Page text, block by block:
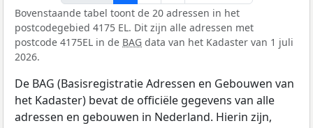
Bovenstaande tabel toont de 20 adressen in het
postcodegebied 4175 EL. Dit zijn alle adressen met
postcode 4175EL in de BAG data van het Kadaster van 1 juli
2026.
De BAG (Basisregistratie Adressen en Gebouwen van
het Kadaster) bevat de officiële gegevens van alle
adressen en gebouwen in Nederland. Hierin zijn,